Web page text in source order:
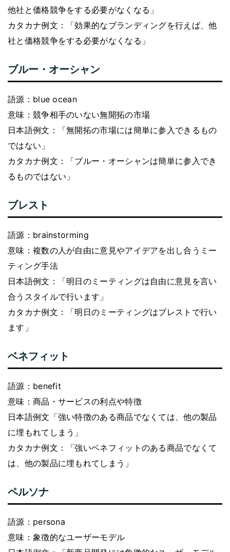
他社と価格競争をする必要がなくなる」
カタカナ例文：「効果的なブランディングを行えば、他
社と価格競争をする必要がなくなる」
ブルー・オーシャン
語源：blue ocean
意味：競争相手のいない無開拓の市場
日本語例文：「無開拓の市場には簡単に参入できるもの
ではない」
カタカナ例文：「ブルー・オーシャンは簡単に参入でき
るものではない」
ブレスト
語源：brainstorming
意味：複数の人が自由に意見やアイデアを出し合うミー
ティング手法
日本語例文：「明日のミーティングは自由に意見を言い
合うスタイルで行います」
カタカナ例文：「明日のミーティングはブレストで行い
ます」
ベネフィット
語源：benefit
意味：商品・サービスの利点や特徴
日本語例文「強い特徴のある商品でなくては、他の製品
に埋もれてしまう」
カタカナ例文：「強いベネフィットのある商品でなくて
は、他の製品に埋もれてしまう」
ペルソナ
語源：persona
意味：象徴的なユーザーモデル